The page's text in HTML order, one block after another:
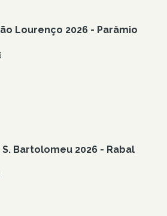
Lourenço 2026 - Parâmio
Bartolomeu 2026 - Rabal